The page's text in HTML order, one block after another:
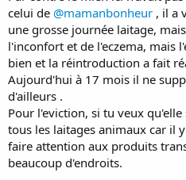
celui de @mamanbonheur , il a
une grosse journée laitage,
l'inconfort et de l'eczema, mais
bien et la réintroduction a fait
Aujourd'hui à 17 mois il ne
d'ailleurs .
Pour l'eviction, si tu veux
tous les laitages animaux car il
faire attention aux produits
beaucoup d'endroits.